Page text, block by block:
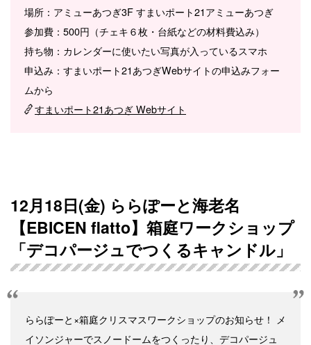
場所：アミューあつぎ3F すまいポート21アミューあつぎ
参加費：500円（チェキ６枚・台紙などの材料費込み）
持ち物：カレンダーに使いたい写真が入っているスマホ
申込み：すまいポート21あつぎWebサイトの申込みフォー
ムから
すまいポート21あつぎ Webサイト
12月18日(金) ららぽーと海老名
【EBICEN flatto】箱庭ワークショップ
「デコパージュでつくるキャンドル」
ららぽーと×箱庭クリスマスワークショップのお知らせ！ メ
イソンジャーでスノードームをつくったり、デコパージュ